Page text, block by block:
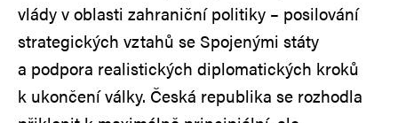
vlády v oblasti zahraniční politiky – posilování
strategických vztahů se Spojenými státy
a podpora realistických diplomatických kroků
k ukončení války. Česká republika se rozhodla